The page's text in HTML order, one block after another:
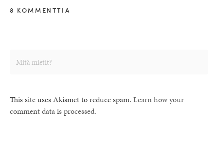
8 KOMMENTTIA
This site uses Akismet to reduce spam. Learn how your
comment data is processed.